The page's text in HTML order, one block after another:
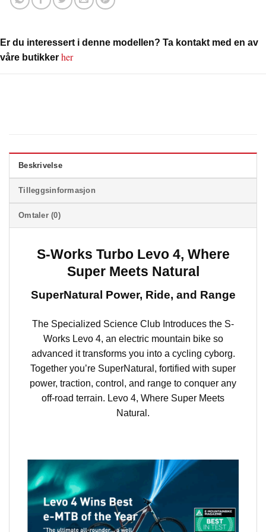
Er du interessert i denne modellen? Ta kontakt med en av
våre butikker her
Beskrivelse
Tilleggsinformasjon
Omtaler (0)
S-Works Turbo Levo 4, Where
Super Meets Natural
SuperNatural Power, Ride, and Range
The Specialized Science Club Introduces the S-
Works Levo 4, an electric mountain bike so
advanced it transforms you into a cycling cyborg.
Together you’re SuperNatural, fortified with super
power, traction, control, and range to conquer any
off-road terrain. Levo 4, Where Super Meets
Natural.